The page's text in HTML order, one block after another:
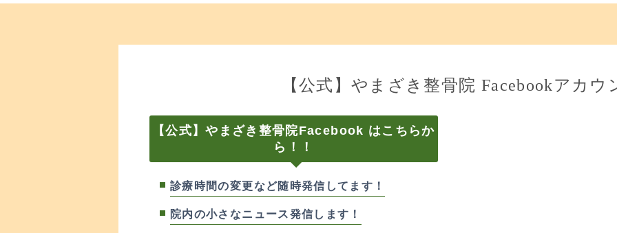
【公式】やまざき整骨院 Facebookアカウ
【公式】やまざき整骨院Facebook はこちらか
ら！！
診療時間の変更など随時発信してます！
院内の小さなニュース発信します！